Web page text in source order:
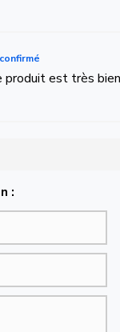
produit est très
: